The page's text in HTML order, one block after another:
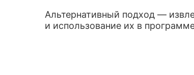
Альтернативный подход —
и использование их в